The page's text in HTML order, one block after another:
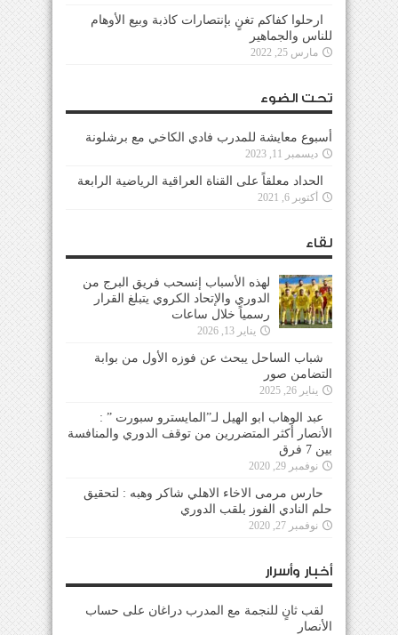
ارحلوا كفاكم تغنٍ بإنتصارات كاذبة وبيع الأوهام
للناس والجماهير
مارس 25, 2022
تحت الضوء
أسبوع معايشة للمدرب فادي الكاخي مع برشلونة
ديسمبر 11, 2023
الحداد معلقاً على القناة العراقية الرياضية الرابعة
أكتوبر 6, 2021
لقاء
لهذه الأسباب إنسحب فريق البرج من
الدوري والإتحاد الكروي يتبلغ القرار
رسمياً خلال ساعات
يناير 13, 2026
شباب الساحل يبحث عن فوزه الأول من بوابة
التضامن صور
يناير 26, 2025
عبد الوهاب ابو الهيل لـ”المايسترو سبورت ” :
الأنصار أكثر المتضررين من توقف الدوري والمنافسة
بين 7 فرق
نوفمبر 29, 2020
حارس مرمى الاخاء الاهلي شاكر وهبه : لتحقيق
حلم النادي الفوز بلقب الدوري
نوفمبر 27, 2020
أخبار وأسرار
لقب ثانٍ للنجمة مع المدرب دراغان على حساب
الأنصار